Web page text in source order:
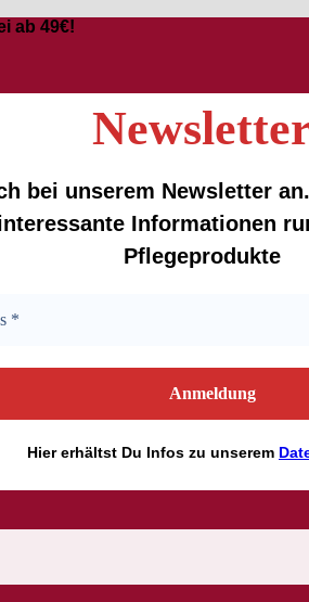
ab 49€!
bei unserem Newsletter
Informationen
Pflegeprodukte
Hiererhältst Du Infos zu unserem